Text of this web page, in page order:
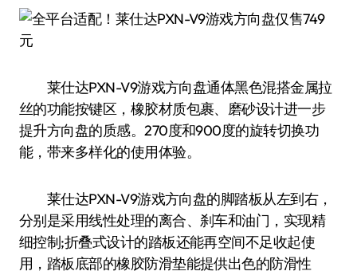
莱仕达PXN-V9游戏方向盘通体黑色混搭金属拉
丝的功能按键区，橡胶材质包裹、磨砂设计进一步
提升方向盘的质感。270度和900度的旋转切换功
能，带来多样化的使用体验。
莱仕达PXN-V9游戏方向盘的脚踏板从左到右，
分别是采用线性处理的离合、刹车和油门，实现精
细控制;折叠式设计的踏板还能再空间不足收起使
用，踏板底部的橡胶防滑垫能提供出色的防滑性